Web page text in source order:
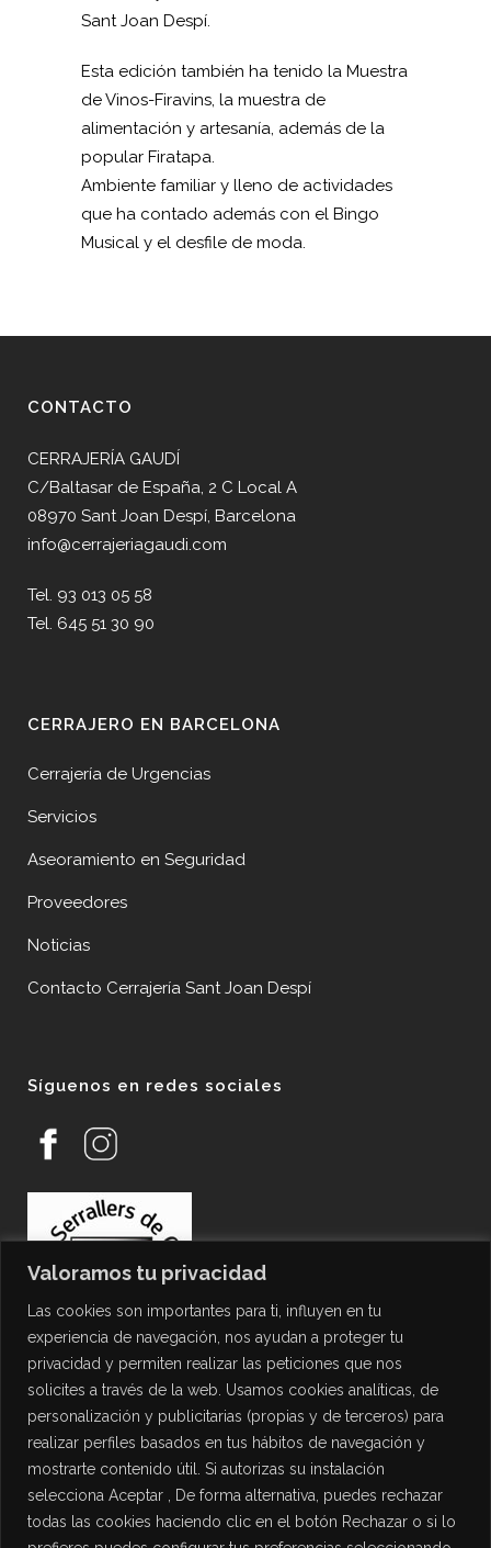
Valoramos tu privacidad
Las cookies son importantes para ti, influyen en tu
experiencia de navegación, nos ayudan a proteger tu
privacidad y permiten realizar las peticiones que nos
solicites a través de la web. Usamos cookies analíticas, de
personalización y publicitarias (propias y de terceros) para
realizar perfiles basados en tus hábitos de navegación y
mostrarte contenido útil. Si autorizas su instalación
selecciona Aceptar , De forma alternativa, puedes rechazar
todas las cookies haciendo clic en el botón Rechazar o si lo
Sant Joan Despí.
Esta edición también ha tenido la Muestra
de Vinos-Firavins, la muestra de
alimentación y artesanía, además de la
popular Firatapa.
Ambiente familiar y lleno de actividades
que ha contado además con el Bingo
Musical y el desfile de moda.
CONTACTO
CERRAJERÍA GAUDÍ
C/Baltasar de España, 2 C Local A
08970 Sant Joan Despí, Barcelona
info@cerrajeriagaudi.com
Tel. 93 013 05 58
Tel. 645 51 30 90
CERRAJERO EN BARCELONA
Cerrajería de Urgencias
Servicios
Aseoramiento en Seguridad
Proveedores
Noticias
Contacto Cerrajería Sant Joan Despí
Síguenos en redes sociales
PROTECCIÓN DE DATOS
Política de Privacidad
Política de Cookies
Aviso Legal